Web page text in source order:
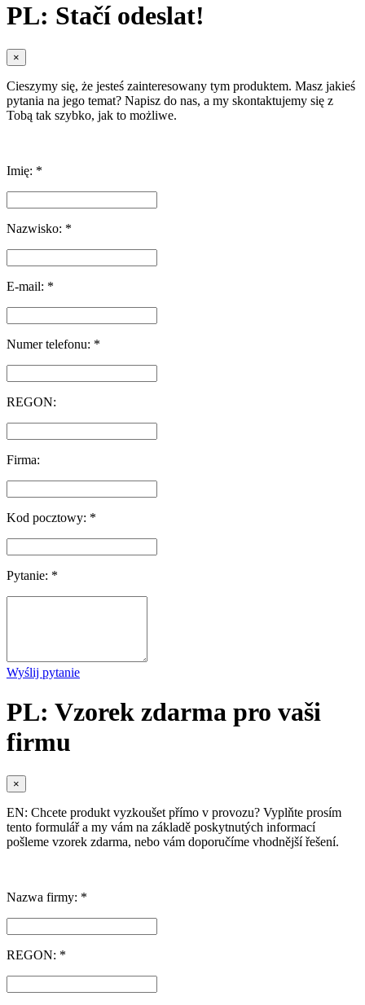
PL: Stačí odeslat!
×
Cieszymy się, że jesteś zainteresowany tym produktem. Masz jakieś
pytania na jego temat? Napisz do nas, a my skontaktujemy się z
Tobą tak szybko, jak to możliwe.
Imię: *
Nazwisko: *
E-mail: *
Numer telefonu: *
REGON:
Firma:
Kod pocztowy: *
Pytanie: *
Wyślij pytanie
PL: Vzorek zdarma pro vaši
firmu
×
EN: Chcete produkt vyzkoušet přímo v provozu? Vyplňte prosím
tento formulář a my vám na základě poskytnutých informací
pošleme vzorek zdarma, nebo vám doporučíme vhodnější řešení.
Nazwa firmy: *
REGON: *